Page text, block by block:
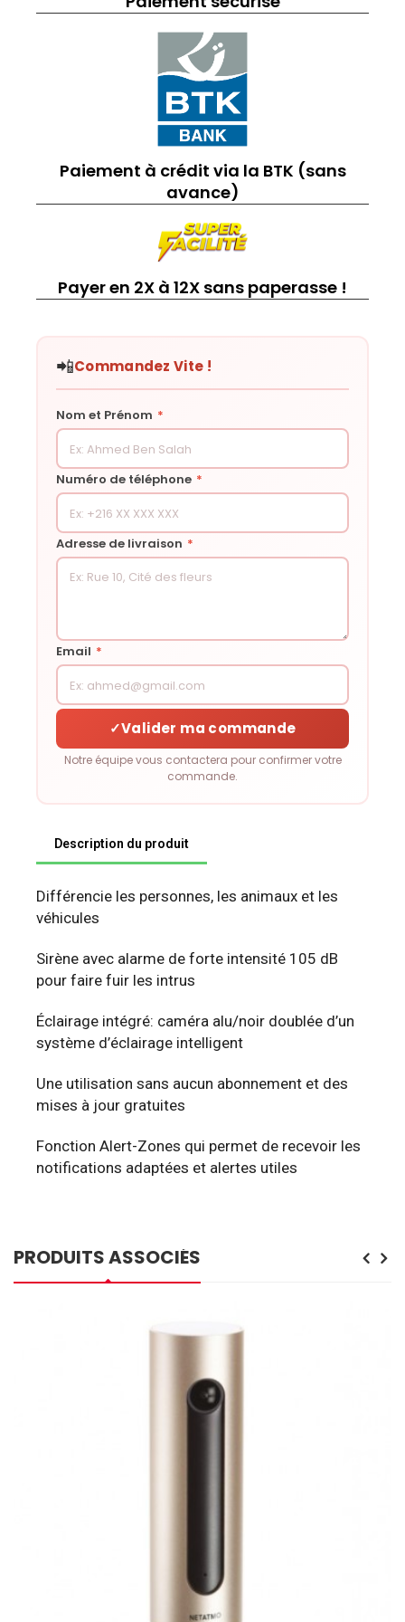
Paiement à crédit via la BTK (sans
avance)
Payer en 2X à 12X sans paperasse !
📲Commandez Vite !
Nom et Prénom *
Numéro de téléphone *
Adresse de livraison *
Email *
✓Valider ma commande
Notre équipe vous contactera pour confirmer votre
commande.
Description du produit
Différencie les personnes, les animaux et les
véhicules
Sirène avec alarme de forte intensité 105 dB
pour faire fuir les intrus
Éclairage intégré: caméra alu/noir doublée d’un
système d’éclairage intelligent
Une utilisation sans aucun abonnement et des
mises à jour gratuites
Fonction Alert-Zones qui permet de recevoir les
notifications adaptées et alertes utiles
PRODUITS ASSOCIÉS